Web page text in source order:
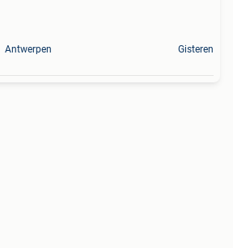
Antwerpen Gisteren